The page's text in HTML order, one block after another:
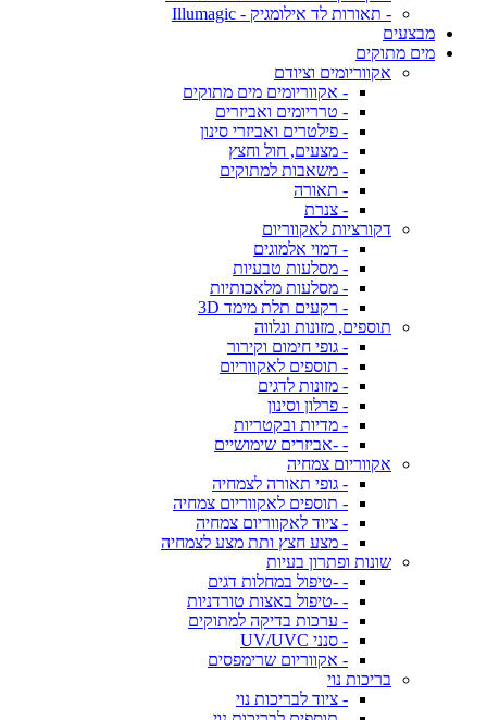
- תאורות לד אילומגיק - Illumagic
מבצעים
מים מתוקים
אקווריומים וציודם
- אקווריומים מים מתוקים
- טרריומים ואביזרים
- פילטרים ואביזרי סינון
- מצעים, חול וחצץ
- משאבות למתוקים
- תאורה
- צנרת
דקורציות לאקווריום
- דמוי אלמוגים
- מסלעות טבעיות
- מסלעות מלאכותיות
- רקעים תלת מימד 3D
תוספים, מזונות ונלווה
- גופי חימום וקירור
- תוספים לאקווריום
- מזונות לדגים
- פרלון וסינון
- מדיות ובקטריות
- -אביזרים שימושיים
אקווריום צמחיה
- גופי תאורה לצמחיה
- תוספים לאקווריום צמחיה
- ציוד לאקווריום צמחיה
- מצע חצץ ותת מצע לצמחיה
שונות ופתרון בעיות
- -טיפול במחלות דגים
- -טיפול באצות טורדניות
- ערכות בדיקה למתוקים
- סנני UV/UVC
- אקווריום שרימפסים
בריכות נוי
- ציוד לבריכות נוי